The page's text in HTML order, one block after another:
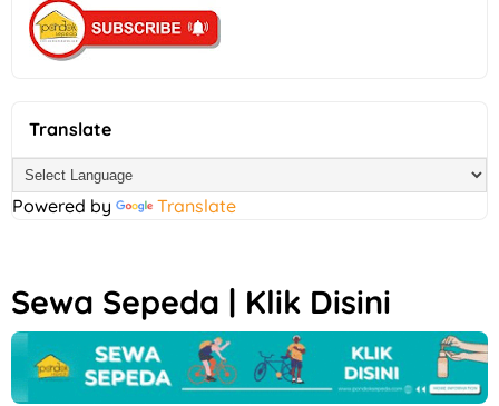
Translate
Powered by Translate
Sewa Sepeda | Klik Disini